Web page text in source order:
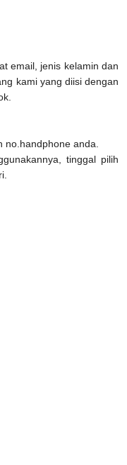
email, jenis kelamin dan
kami yang diisi dengan
no.handphone anda.
tinggal pilih